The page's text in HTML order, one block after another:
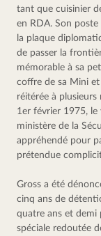
tant que cuisinier
en RDA. Son
la plaque
de passer la
mémorable à sa
coffre de sa Mini et
réitérée à plusieurs
1er février 1975,
ministère de la
appréhendé pour
prétendue
Gross a été
cinq ans de
quatre ans et demi
spéciale redoutée